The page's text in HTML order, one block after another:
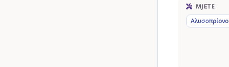
MJETE
Αλυσοπρίονο